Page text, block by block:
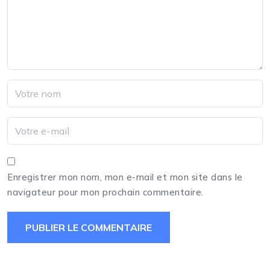
Enregistrer mon nom, mon e-mail et mon site dans le
navigateur pour mon prochain commentaire.